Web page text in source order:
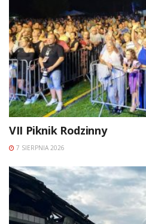
VII Piknik Rodzinny
7 SIERPNIA 2026